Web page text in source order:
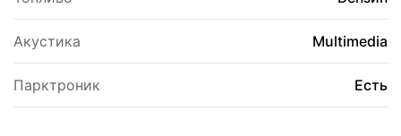
Акустика Multimedia
Парктроник Есть